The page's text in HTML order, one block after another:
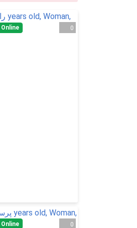
Online 0
Online 0